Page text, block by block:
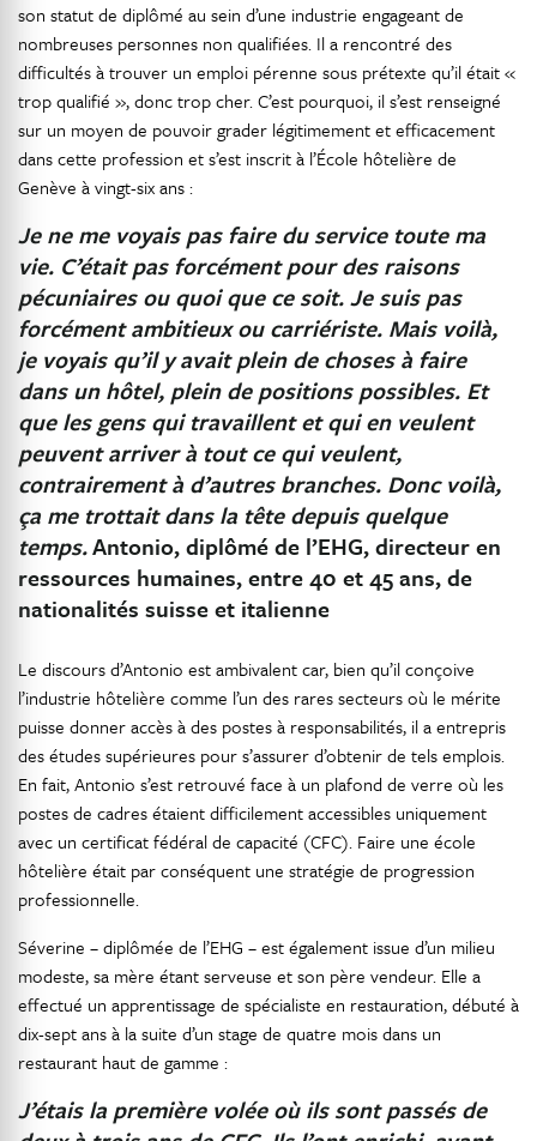
son statut de diplômé au sein d’une industrie engageant de
nombreuses personnes non qualifiées. Il a rencontré des
difficultés à trouver un emploi pérenne sous prétexte qu’il était «
trop qualifié », donc trop cher. C’est pourquoi, il s’est renseigné
sur un moyen de pouvoir grader légitimement et efficacement
dans cette profession et s’est inscrit à l’École hôtelière de
Genève à vingt-six ans :
Je ne me voyais pas faire du service toute ma
vie. C’était pas forcément pour des raisons
pécuniaires ou quoi que ce soit. Je suis pas
forcément ambitieux ou carriériste. Mais voilà,
je voyais qu’il y avait plein de choses à faire
dans un hôtel, plein de positions possibles. Et
que les gens qui travaillent et qui en veulent
peuvent arriver à tout ce qui veulent,
contrairement à d’autres branches. Donc voilà,
ça me trottait dans la tête depuis quelque
temps.Antonio, diplômé de l’EHG, directeur en
ressources humaines, entre 40 et 45 ans, de
nationalités suisse et italienne
Le discours d’Antonio est ambivalent car, bien qu’il conçoive
l’industrie hôtelière comme l’un des rares secteurs où le mérite
puisse donner accès à des postes à responsabilités, il a entrepris
des études supérieures pour s’assurer d’obtenir de tels emplois.
En fait, Antonio s’est retrouvé face à un plafond de verre où les
postes de cadres étaient difficilement accessibles uniquement
avec un certificat fédéral de capacité (CFC). Faire une école
hôtelière était par conséquent une stratégie de progression
professionnelle.
Séverine – diplômée de l’EHG – est également issue d’un milieu
modeste, sa mère étant serveuse et son père vendeur. Elle a
effectué un apprentissage de spécialiste en restauration, débuté à
dix-sept ans à la suite d’un stage de quatre mois dans un
restaurant haut de gamme :
J’étais la première volée où ils sont passés de